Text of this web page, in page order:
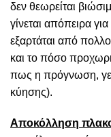
δεν θεωρείται
γίνεται απόπειρα
εξαρτάται από
και το πόσο
πως η πρόγνωση,
κύησης).
Αποκόλληση